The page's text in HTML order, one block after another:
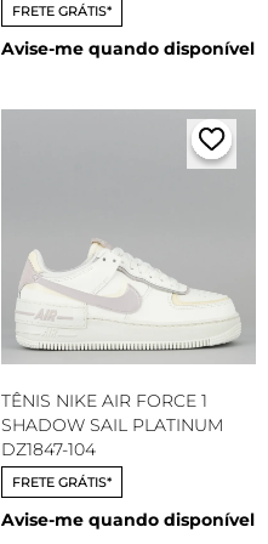
FRETE GRÁTIS*
Avise-me quando disponível
TÊNIS NIKE AIR FORCE 1
SHADOW SAIL PLATINUM
DZ1847-104
FRETE GRÁTIS*
Avise-me quando disponível